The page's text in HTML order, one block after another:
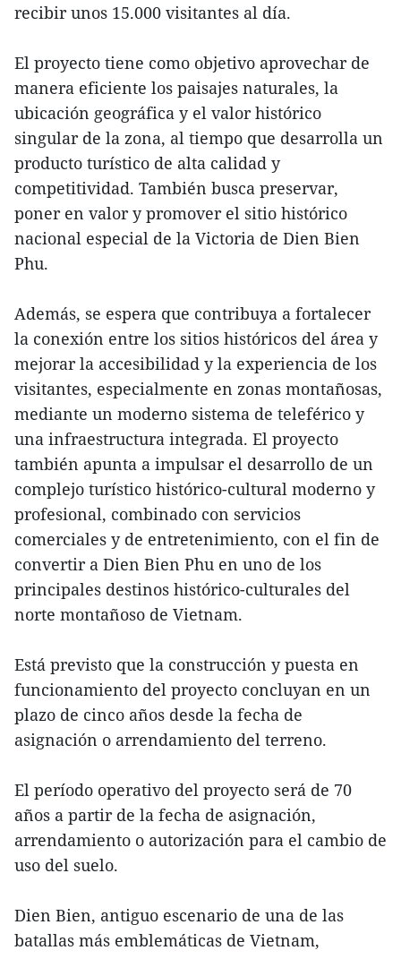
recibir unos 15.000 visitantes al día.
El proyecto tiene como objetivo aprovechar de
manera eficiente los paisajes naturales, la
ubicación geográfica y el valor histórico
singular de la zona, al tiempo que desarrolla un
producto turístico de alta calidad y
competitividad. También busca preservar,
poner en valor y promover el sitio histórico
nacional especial de la Victoria de Dien Bien
Phu.
Además, se espera que contribuya a fortalecer
la conexión entre los sitios históricos del área y
mejorar la accesibilidad y la experiencia de los
visitantes, especialmente en zonas montañosas,
mediante un moderno sistema de teleférico y
una infraestructura integrada. El proyecto
también apunta a impulsar el desarrollo de un
complejo turístico histórico-cultural moderno y
profesional, combinado con servicios
comerciales y de entretenimiento, con el fin de
convertir a Dien Bien Phu en uno de los
principales destinos histórico-culturales del
norte montañoso de Vietnam.
Está previsto que la construcción y puesta en
funcionamiento del proyecto concluyan en un
plazo de cinco años desde la fecha de
asignación o arrendamiento del terreno.
El período operativo del proyecto será de 70
años a partir de la fecha de asignación,
arrendamiento o autorización para el cambio de
uso del suelo.
Dien Bien, antiguo escenario de una de las
batallas más emblemáticas de Vietnam,